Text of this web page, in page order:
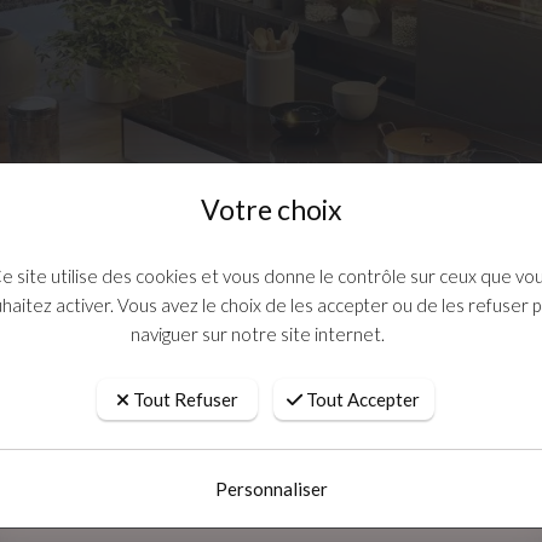
Dépannage
pour réparer votre congélateur
Votre choix
site utilise des cookies et vous donne le contrôle sur ceux que
activer. Vous avez le choix de les accepter ou de les refuser
naviguer sur notre site internet.
Tout Refuser Tout Accepter
Personnaliser
Ce site utilise des cookies et vous donne le contrôle sur ceux que vous
naviguer sur notre site internet.
Tout Refuser Tout Accepter
Personnaliser